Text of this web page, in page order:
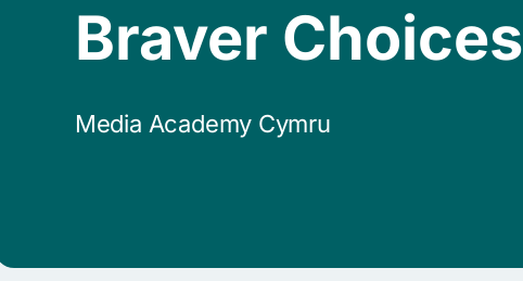
Braver Choices
Media Academy Cymru